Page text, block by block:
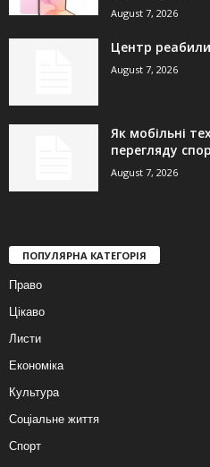
August 7, 2026
Центр
August 7, 2026
Як мобільні
перегляду
August 7, 2026
ПОПУЛЯРНА КАТЕГОРІЯ
Право
Цікаво
Листи
Економіка
Культура
Соціальне життя
Спорт